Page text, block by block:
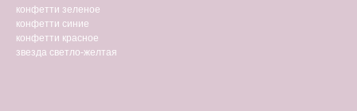
конфетти зеленое
конфетти синие
конфетти красное
звезда светло-желтая